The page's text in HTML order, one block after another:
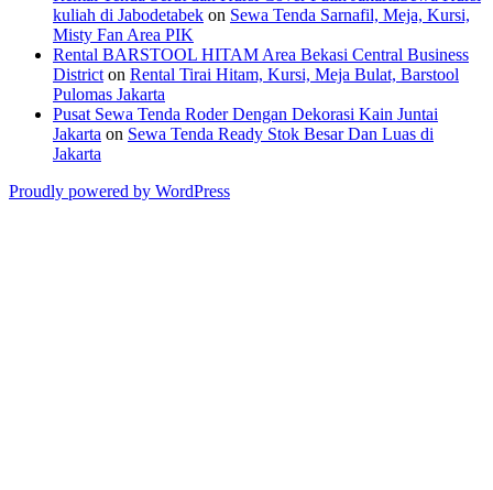
kuliah di Jabodetabek on Sewa Tenda Sarnafil, Meja, Kursi,
Misty Fan Area PIK
Rental BARSTOOL HITAM Area Bekasi Central Business
District on Rental Tirai Hitam, Kursi, Meja Bulat, Barstool
Pulomas Jakarta
Pusat Sewa Tenda Roder Dengan Dekorasi Kain Juntai
Jakarta on Sewa Tenda Ready Stok Besar Dan Luas di
Jakarta
Proudly powered by WordPress